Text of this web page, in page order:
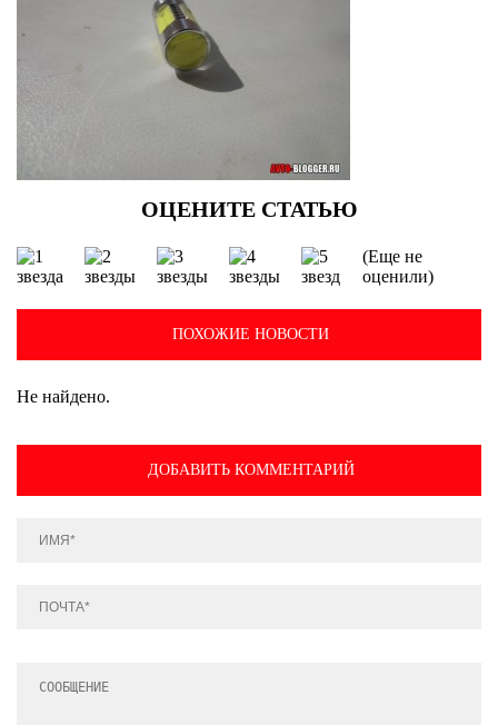
(Еще не
оценили)
ПОХОЖИЕ НОВОСТИ
Не найдено.
ДОБАВИТЬ КОММЕНТАРИЙ